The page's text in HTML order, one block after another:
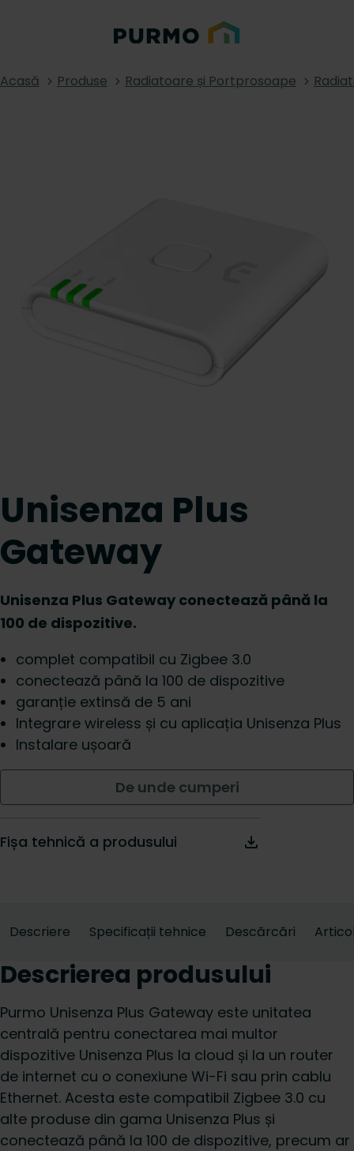
Acasă Produse Radiatoare și Portprosoape
Unisenza Plus
Gateway
Unisenza Plus Gateway conectează până la
100 de dispozitive.
complet compatibil cu Zigbee 3.0
conectează până la 100 de dispozitive
garanție extinsă de 5 ani
Integrare wireless și cu aplicația Unisenza Plus
Instalare ușoară
De unde cumperi
Fișa tehnică a produsului
Descriere Specificații tehnice Descărcări
Descrierea produsului
Purmo Unisenza Plus Gateway este unitatea
centrală pentru conectarea mai multor
dispozitive Unisenza Plus la cloud și la un router
de internet cu o conexiune Wi-Fi sau prin cablu
Ethernet. Acesta este compatibil Zigbee 3.0 cu
alte produse din gama Unisenza Plus și
conectează până la 100 de dispozitive, precum ar